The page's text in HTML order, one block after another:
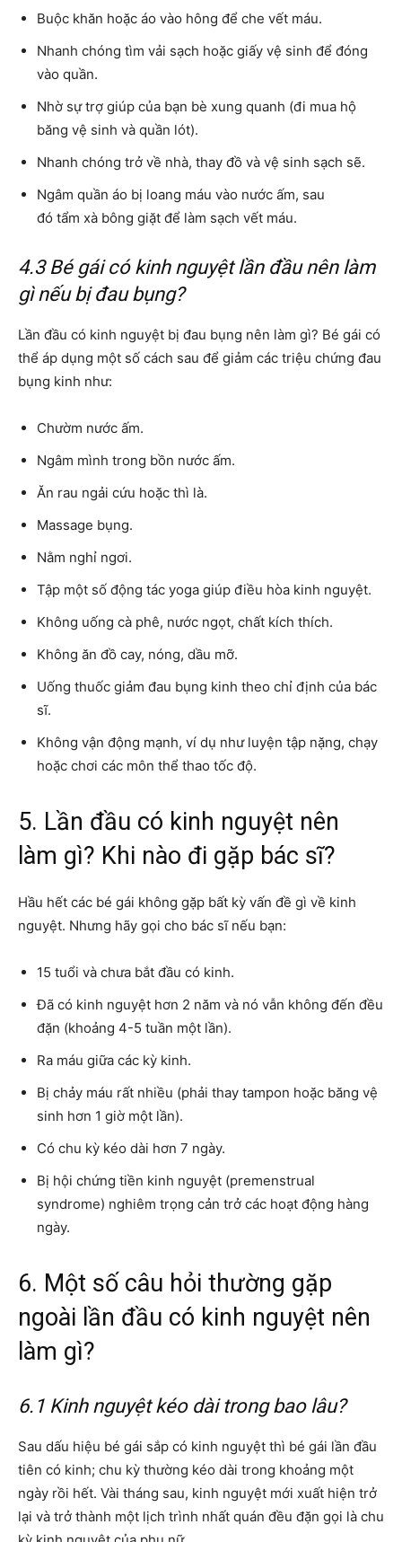
Buộc khăn hoặc áo vào hông để che vết máu.
Nhanh chóng tìm vải sạch hoặc giấy vệ sinh để đóng
vào quần.
Nhờ sự trợ giúp của bạn bè xung quanh (đi mua hộ
băng vệ sinh và quần lót).
Nhanh chóng trở về nhà, thay đồ và vệ sinh sạch sẽ.
Ngâm quần áo bị loang máu vào nước ấm, sau
đó tẩm xà bông giặt để làm sạch vết máu.
4.3 Bé gái có kinh nguyệt lần đầu nên làm
gì nếu bị đau bụng?
Lần đầu có kinh nguyệt bị đau bụng nên làm gì? Bé gái có
thể áp dụng một số cách sau để giảm các triệu chứng đau
bụng kinh như:
Chườm nước ấm.
Ngâm mình trong bồn nước ấm.
Ăn rau ngải cứu hoặc thì là.
Massage bụng.
Nằm nghỉ ngơi.
Tập một số động tác yoga giúp điều hòa kinh nguyệt.
Không uống cà phê, nước ngọt, chất kích thích.
Không ăn đồ cay, nóng, dầu mỡ.
Uống thuốc giảm đau bụng kinh theo chỉ định của bác
sĩ.
Không vận động mạnh, ví dụ như luyện tập nặng, chạy
hoặc chơi các môn thể thao tốc độ.
5. Lần đầu có kinh nguyệt nên
làm gì? Khi nào đi gặp bác sĩ?
Hầu hết các bé gái không gặp bất kỳ vấn đề gì về kinh
nguyệt. Nhưng hãy gọi cho bác sĩ nếu bạn:
15 tuổi và chưa bắt đầu có kinh.
Đã có kinh nguyệt hơn 2 năm và nó vẫn không đến đều
đặn (khoảng 4-5 tuần một lần).
Ra máu giữa các kỳ kinh.
Bị chảy máu rất nhiều (phải thay tampon hoặc băng vệ
sinh hơn 1 giờ một lần).
Có chu kỳ kéo dài hơn 7 ngày.
Bị hội chứng tiền kinh nguyệt (premenstrual
syndrome) nghiêm trọng cản trở các hoạt động hàng
ngày.
6. Một số câu hỏi thường gặp
ngoài lần đầu có kinh nguyệt nên
làm gì?
6.1 Kinh nguyệt kéo dài trong bao lâu?
Sau dấu hiệu bé gái sắp có kinh nguyệt thì bé gái lần đầu
tiên có kinh; chu kỳ thường kéo dài trong khoảng một
ngày rồi hết. Vài tháng sau, kinh nguyệt mới xuất hiện trở
lại và trở thành một lịch trình nhất quán đều đặn gọi là chu